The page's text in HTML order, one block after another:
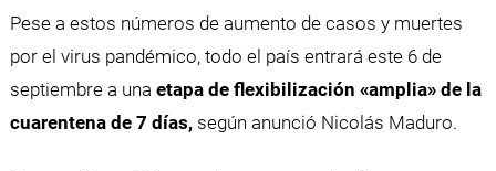
Pese a estos números de aumento de casos y muertes
por el virus pandémico, todo el país entrará este 6 de
septiembre a una etapa de flexibilización «amplia» de la
cuarentena de 7 días, según anunció Nicolás Maduro.